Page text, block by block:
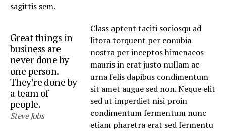
sagittis sem.
Great things in
business are
never done by
one person.
They’re done by
a team of
people.
Steve Jobs
Class aptent taciti sociosqu ad
litora torquent per conubia
nostra per inceptos himenaeos
mauris in erat justo nullam ac
urna felis dapibus condimentum
sit amet augue sed non. Neque elit
sed ut imperdiet nisi proin
condimentum fermentum nunc
etiam pharetra erat sed fermentu